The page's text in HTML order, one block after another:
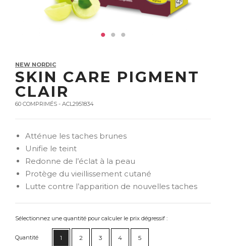
NEW NORDIC
SKIN CARE PIGMENT
CLAIR
60 COMPRIMÉS - ACL2951834
Atténue les taches brunes
Unifie le teint
Redonne de l’éclat à la peau
Protège du vieillissement cutané
Lutte contre l’apparition de nouvelles taches
Sélectionnez une quantité pour calculer le prix dégressif :
Quantité 1 2 3 4 5